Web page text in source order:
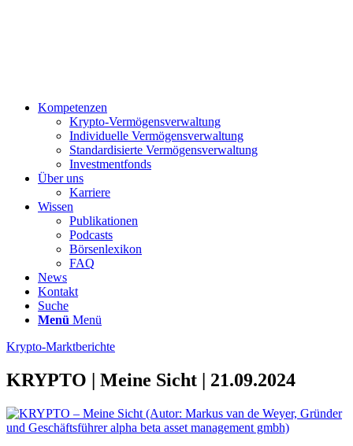
Kompetenzen
Krypto-Vermögensverwaltung
Individuelle Vermögensverwaltung
Standardisierte Vermögensverwaltung
Investmentfonds
Über uns
Karriere
Wissen
Publikationen
Podcasts
Börsenlexikon
FAQ
News
Kontakt
Suche
Menü Menü
Krypto-Marktberichte
KRYPTO | Meine Sicht | 21.09.2024